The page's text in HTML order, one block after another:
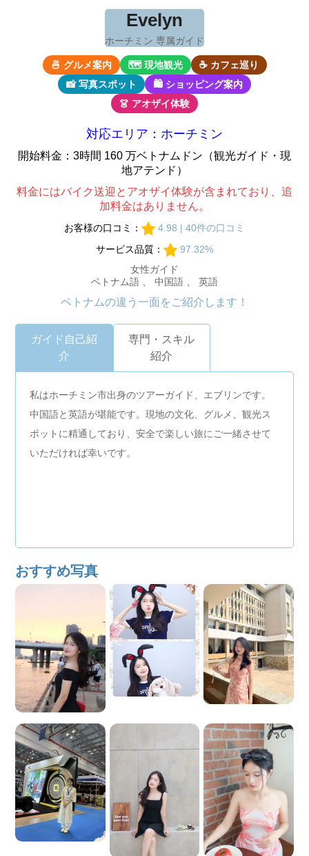
Evelyn
ホーチミン 専属ガイド
🍜 グルメ案内 🗺 現地観光
☕ カフェ巡り
📸 写真スポット
🛍 ショッピング案内
👗 アオザイ体験
対応エリア：ホーチミン
開始料金：3時間 160 万ベトナムドン（観光ガイド・現
地アテンド）
料金にはバイク送迎とアオザイ体験が含まれており、追
加料金はありません。
お客様の口コミ：
4.98 | 40件の口コミ
サービス品質：
97.32%
女性ガイド
ベトナム語 、 中国語 、 英語
ベトナムの違う一面をご紹介します！
ガイド自己紹
介
専門・スキル
紹介
私はホーチミン市出身のツアーガイド、エブリンです。
中国語と英語が堪能です。現地の文化、グルメ、観光ス
ポットに精通しており、安全で楽しい旅にご一緒させて
いただければ幸いです。
おすすめ写真